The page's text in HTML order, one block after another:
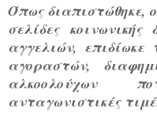
Όπως διαπιστώθηκε,
σελίδες κοινωνικής
αγγελιών, επιδίωκε
αγοραστών,
αλκοολούχων
ανταγωνιστικές